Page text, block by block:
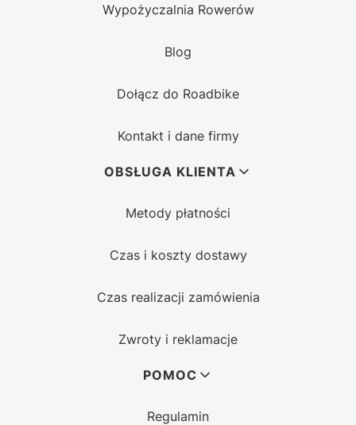
Wypożyczalnia Rowerów
Blog
Dołącz do Roadbike
Kontakt i dane firmy
OBSŁUGA KLIENTA
Metody płatności
Czas i koszty dostawy
Czas realizacji zamówienia
Zwroty i reklamacje
POMOC
Regulamin